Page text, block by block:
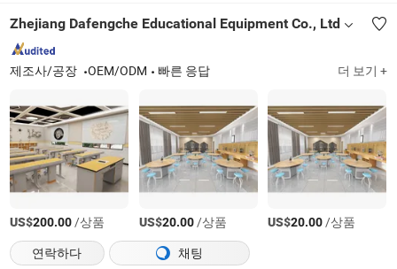
Zhejiang Dafengche Educational Equipment Co., Ltd
제조사/공장 OEM/ODM 빠른 응답 더 보기 +
US$200.00/상품 US$20.00/상품 US$20.00/상품
연락하다
채팅